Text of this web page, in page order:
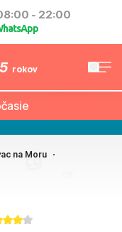
- 22:00
rokov
na Moru